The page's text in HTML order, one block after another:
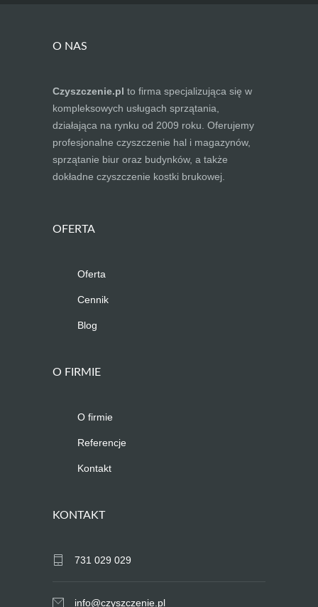
O NAS
Czyszczenie.pl to firma specjalizująca się w
kompleksowych usługach sprzątania,
działająca na rynku od 2009 roku. Oferujemy
profesjonalne czyszczenie hal i magazynów,
sprzątanie biur oraz budynków, a także
dokładne czyszczenie kostki brukowej.
OFERTA
Oferta
Cennik
Blog
O FIRMIE
O firmie
Referencje
Kontakt
KONTAKT
731 029 029
info@czyszczenie.pl